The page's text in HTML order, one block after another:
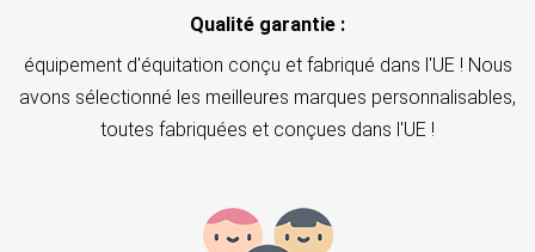
Qualité garantie :
équipement d'équitation conçu et fabriqué dans l'UE ! Nous
avons sélectionné les meilleures marques personnalisables,
toutes fabriquées et conçues dans l'UE !